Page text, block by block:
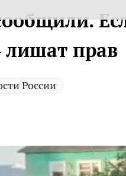
лишат прав
России